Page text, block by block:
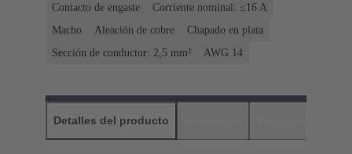
Contacto de engaste
Corriente nominal: ≤16 A
Macho
Aleación de cobre
Chapado en plata
Sección de conductor: 2,5 mm²
AWG 14
Detalles del producto